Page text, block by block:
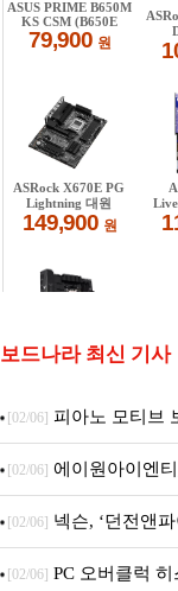
보드나라 최신 기사
[02/06] 피아노 모티브
출시
[02/06] 에이원아이엔
음.ZIP' 이벤트 진행
[02/06] 넥슨, ‘던전앤
데이트!
[02/06] PC 오버클럭